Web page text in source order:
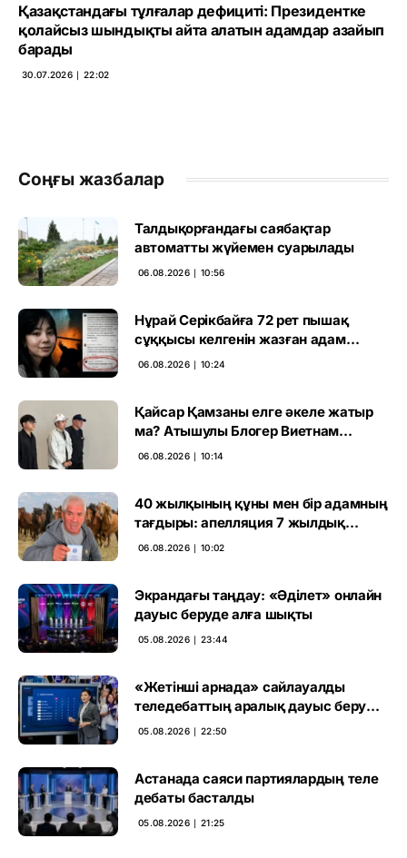
Қазақстандағы тұлғалар дефициті: Президентке
қолайсыз шындықты айта алатын адамдар азайып
барады
30.07.2026 ∣ 22:02
Соңғы жазбалар
Талдықорғандағы саябақтар
автоматты жүйемен суарылады
06.08.2026 ∣ 10:56
Нұрай Серікбайға 72 рет пышақ
сұққысы келгенін жазған адам
ұсталды
06.08.2026 ∣ 10:24
Қайсар Қамзаны елге әкеле жатыр
ма? Атышулы Блогер Виетнам
әуежайында көзге түсті
06.08.2026 ∣ 10:14
40 жылқының құны мен бір адамның
тағдыры: апелляция 7 жылдық
үкімді бұзды
06.08.2026 ∣ 10:02
Экрандағы таңдау: «Әділет» онлайн
дауыс беруде алға шықты
05.08.2026 ∣ 23:44
«Жетінші арнада» сайлауалды
теледебаттың аралық дауыс беру
нәтижесі жарияланды
05.08.2026 ∣ 22:50
Астанада саяси партиялардың теле
дебаты басталды
05.08.2026 ∣ 21:25